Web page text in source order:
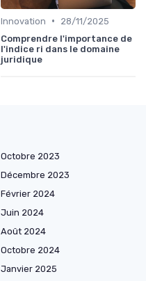
Innovation •
28/11/2025
Comprendre l'importance de
l'indice ri dans le domaine
juridique
Octobre 2023
Décembre 2023
Février 2024
Juin 2024
Août 2024
Octobre 2024
Janvier 2025